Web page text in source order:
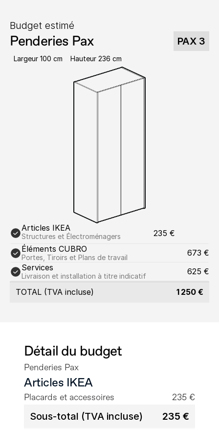
Budget estimé
Penderies Pax PAX 3
Largeur 100 cm Hauteur 236 cm
Articles IKEA
Structures et Électroménagers
235 €
Éléments CUBRO
Portes, Tiroirs et Plans de travail
673 €
Services
Livraison et installation à titre indicatif 625 €
TOTAL (TVA incluse) 1 250 €
Détail du budget
Penderies Pax
Articles IKEA
Placards et accessoires 235 €
Sous-total (TVA incluse) 235 €